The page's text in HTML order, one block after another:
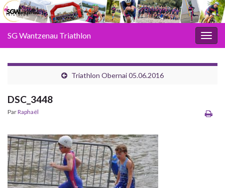
SG Wantzenau Triathlon
Triathlon Obernai 05.06.2016
DSC_3448
ParRaphaël